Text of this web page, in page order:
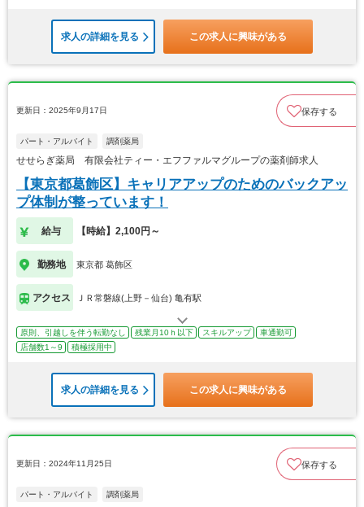
求人の詳細を見る この求人に興味がある
更新日：2025年9月17日 保存する
パート・アルバイト 調剤薬局
せせらぎ薬局 有限会社ティー・エフファルマグループの薬剤師求人
【東京都葛飾区】キャリアアップのためのバックアッ
プ体制が整っています！
給与 【時給】2,100円～
勤務地 東京都 葛飾区
アクセス ＪＲ常磐線(上野－仙台) 亀有駅
原則、引越しを伴う転勤なし 残業月10ｈ以下 スキルアップ
車通勤可
店舗数1～9
積極採用中
求人の詳細を見る この求人に興味がある
更新日：2024年11月25日 保存する
パート・アルバイト 調剤薬局